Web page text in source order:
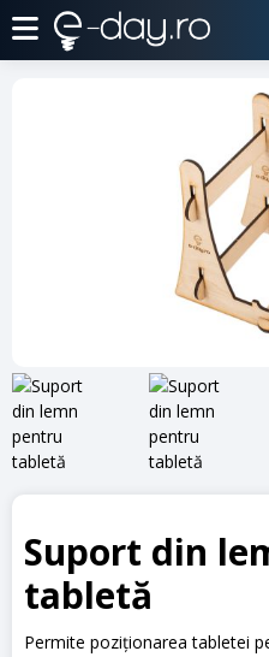
Suport din
tabletă
Permite poziționarea tabletei